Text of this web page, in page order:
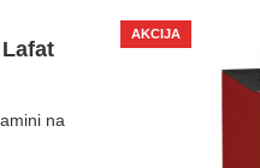
na
AKCIJA